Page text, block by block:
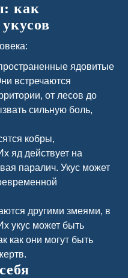
как
ядовитые
встречаются
от лесов до
сильную боль,
кобры,
яд действует на
паралич. Укус может
другими змеями, в
укус может быть
как они могут быть